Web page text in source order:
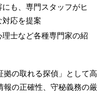
も、専門スタッフがヒ
対応を提案
士など各種専門家の紹
拠の取れる探偵」として高
報の正確性、守秘義務の厳